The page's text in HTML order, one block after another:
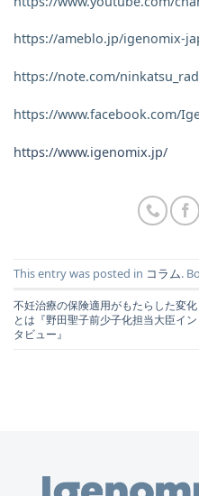
https://ameblo.jp/igenomix-
https://note.com/
https://www.facebook.com/
https://www.igenomix.jp/
This entry was posted in コラム.
不妊治療の保険適用がもたらした変化
とは『野田聖子前少子化担当大臣イン
タビュー』